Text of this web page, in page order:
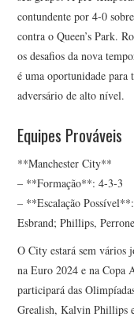
contundente por 4-0
contra o Queen’s Park.
os desafios da nova
é uma oportunidade para
adversário de alto nível.
Equipes Prováveis
**Manchester City**
– **Formação**: 4-3-3
– **Escalação
Esbrand; Phillips,
O City estará sem vários
na Euro 2024 e na Copa
participará das
Grealish, Kalvin Phillips